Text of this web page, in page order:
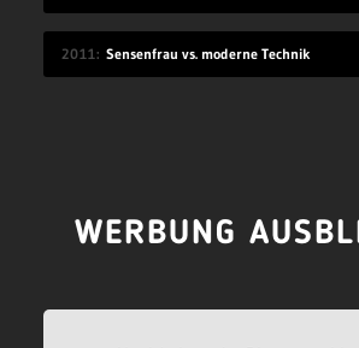
2011 Sensenfrau vs. moderne Technik
WERBUNG